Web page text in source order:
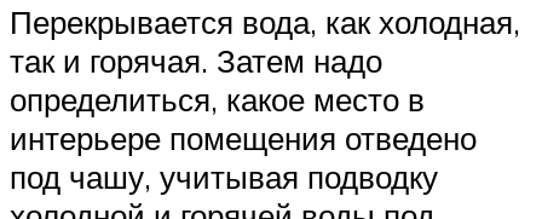
Перекрывается вода, как холодная,
так и горячая. Затем надо
определиться, какое место в
интерьере помещения отведено
под чашу, учитывая подводку